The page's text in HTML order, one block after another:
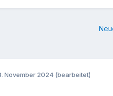
November 2024 (bearbeitet)